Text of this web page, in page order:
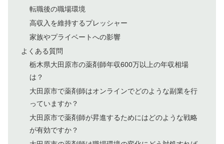
転職後の職場環境
高収入を維持するプレッシャー
家族やプライベートへの影響
よくある質問
栃木県大田原市の薬剤師年収600万以上の年収相場
は？
大田原市で薬剤師はオンラインでどのような副業を行
っていますか？
大田原市で薬剤師が昇進するためにはどのような戦略
が有効ですか？